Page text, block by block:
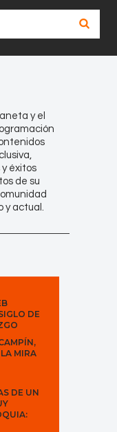
y el
éxitos
de su
y actual.
DE
MIRA
DE UN